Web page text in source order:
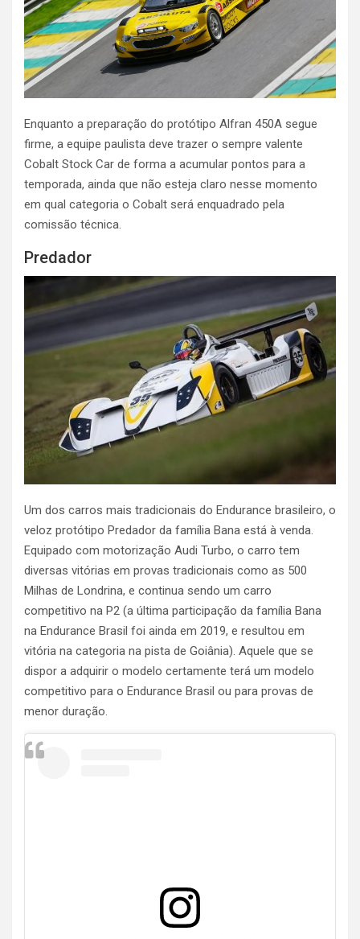
Enquanto a preparação do protótipo Alfran 450A segue
firme, a equipe paulista deve trazer o sempre valente
Cobalt Stock Car de forma a acumular pontos para a
temporada, ainda que não esteja claro nesse momento
em qual categoria o Cobalt será enquadrado pela
comissão técnica.
Predador
Um dos carros mais tradicionais do Endurance brasileiro, o
veloz protótipo Predador da família Bana está à venda.
Equipado com motorização Audi Turbo, o carro tem
diversas vitórias em provas tradicionais como as 500
Milhas de Londrina, e continua sendo um carro
competitivo na P2 (a última participação da família Bana
na Endurance Brasil foi ainda em 2019, e resultou em
vitória na categoria na pista de Goiânia). Aquele que se
dispor a adquirir o modelo certamente terá um modelo
competitivo para o Endurance Brasil ou para provas de
menor duração.